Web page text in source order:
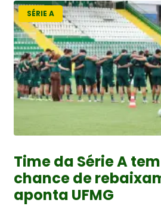
SÉRIE A
Time da Série A
chance de
aponta UFMG